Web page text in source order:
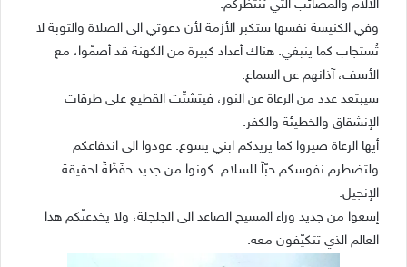
الآلام والمصائب التي تنتظركم.
وفي الكنيسة نفسها ستكبر الأزمة لأن دعوتي الى الصلاة والتوبة لا
تُستجاب كما ينبغي. هناك أعداد كبيرة من الكهنة قد أصمّوا، مع
الأسف، آذانهم عن السماع.
سيبتعد عدد من الرعاة عن النور، فيتشتّت القطيع على طرقات
الإنشقاق والخطيئة والكفر.
أيها الرعاة صيروا كما يريدكم ابني يسوع. عودوا الى اندفاعكم
ولتضطرم نفوسكم حبّاً للسلام. كونوا من جديد حفَظًةً لحقيقة
الإنجيل.
إسعوا من جديد وراء المسيح الصاعد الى الجلجلة، ولا يخدعنّكم هذا
العالم الذي تتكيّفون معه.